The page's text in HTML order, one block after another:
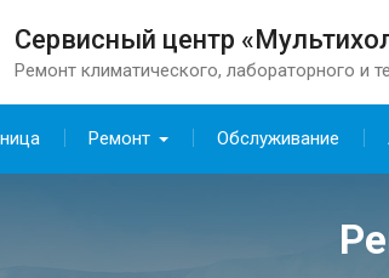
Сервисный центр
Ремонт климатического, лабораторного и
Ремонт Обслуживание